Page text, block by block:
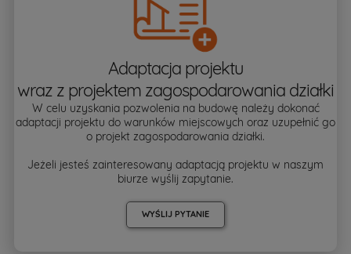
Adaptacja projektu
wraz z projektem zagospodarowania działki
W celu uzyskania pozwolenia na budowę należy dokonać
adaptacji projektu do warunków miejscowych oraz uzupełnić go
o projekt zagospodarowania działki.
Jeżeli jesteś zainteresowany adaptacją projektu w naszym
biurze wyślij zapytanie.
WYŚLIJ PYTANIE